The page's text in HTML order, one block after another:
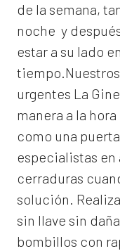
de la semana,
noche y
estar a su lado
urgentes La
manera a la
como una
especialistas en
cerraduras
solución.
sin llave sin
bombillos con